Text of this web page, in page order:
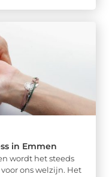
in Emmen
wordt het steeds
ons welzijn. Het